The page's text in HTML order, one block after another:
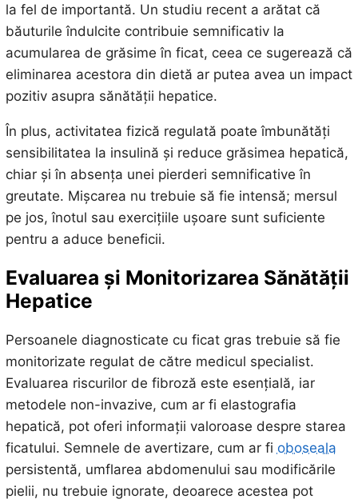
la fel de importantă. Un studiu recent a arătat că
băuturile îndulcite contribuie semnificativ la
acumularea de grăsime în ficat, ceea ce sugerează că
eliminarea acestora din dietă ar putea avea un impact
pozitiv asupra sănătății hepatice.
În plus, activitatea fizică regulată poate îmbunătăți
sensibilitatea la insulină și reduce grăsimea hepatică,
chiar și în absența unei pierderi semnificative în
greutate. Mișcarea nu trebuie să fie intensă; mersul
pe jos, înotul sau exercițiile ușoare sunt suficiente
pentru a aduce beneficii.
Evaluarea și Monitorizarea Sănătății
Hepatice
Persoanele diagnosticate cu ficat gras trebuie să fie
monitorizate regulat de către medicul specialist.
Evaluarea riscurilor de fibroză este esențială, iar
metodele non-invazive, cum ar fi elastografia
hepatică, pot oferi informații valoroase despre starea
ficatului. Semnele de avertizare, cum ar fi oboseala
persistentă, umflarea abdomenului sau modificările
pielii, nu trebuie ignorate, deoarece acestea pot